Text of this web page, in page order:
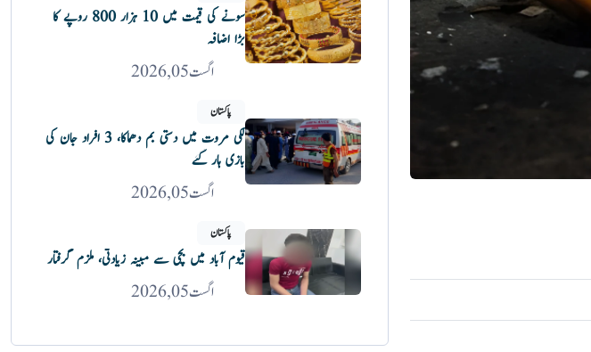
سونے کی قیمت میں 10 ہزار 800 روپے کا
بڑا اضافہ
اگست 05, 2026
پاکستان
لکی مروت میں دستی بم دھماکا، 3 افراد جان کی
بازی ہار گئے
اگست 05, 2026
پاکستان
قیوم آباد میں بچی سے مبینہ زیادتی، ملزم گرفتار
اگست 05, 2026